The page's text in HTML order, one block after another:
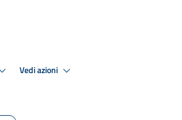
Vedi azioni